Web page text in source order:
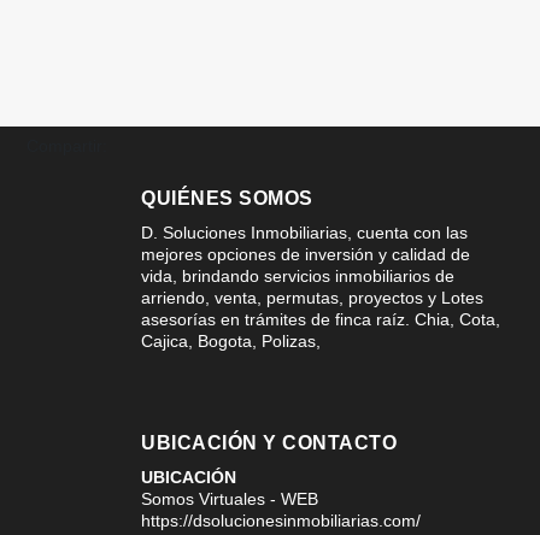
QUIÉNES SOMOS
D. Soluciones Inmobiliarias, cuenta con las
mejores opciones de inversión y calidad de
vida, brindando servicios inmobiliarios de
arriendo, venta, permutas, proyectos y Lotes
asesorías en trámites de finca raíz. Chia, Cota,
Cajica, Bogota, Polizas,
UBICACIÓN Y CONTACTO
UBICACIÓN
Somos Virtuales - WEB
https://dsolucionesinmobiliarias.com/